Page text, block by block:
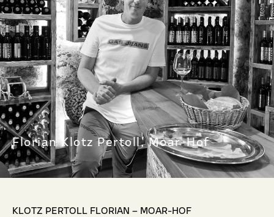
Florian Klotz Pertoll, Moar-Hof
KLOTZ PERTOLL FLORIAN – MOAR-HOF